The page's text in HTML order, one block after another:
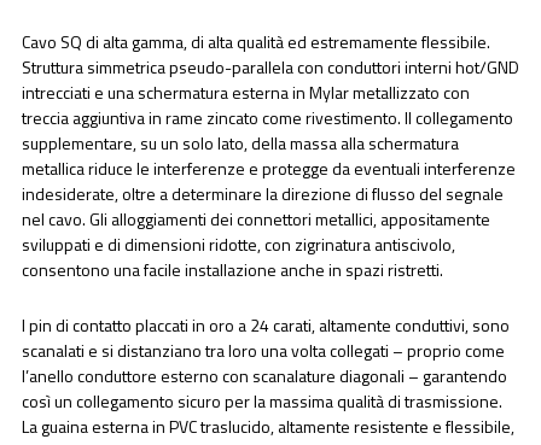
Cavo SQ di alta gamma, di alta qualità ed estremamente flessibile.
Struttura simmetrica pseudo-parallela con conduttori interni hot/GND
intrecciati e una schermatura esterna in Mylar metallizzato con
treccia aggiuntiva in rame zincato come rivestimento. Il collegamento
supplementare, su un solo lato, della massa alla schermatura
metallica riduce le interferenze e protegge da eventuali interferenze
indesiderate, oltre a determinare la direzione di flusso del segnale
nel cavo. Gli alloggiamenti dei connettori metallici, appositamente
sviluppati e di dimensioni ridotte, con zigrinatura antiscivolo,
consentono una facile installazione anche in spazi ristretti.
I pin di contatto placcati in oro a 24 carati, altamente conduttivi, sono
scanalati e si distanziano tra loro una volta collegati – proprio come
l’anello conduttore esterno con scanalature diagonali – garantendo
così un collegamento sicuro per la massima qualità di trasmissione.
La guaina esterna in PVC traslucido, altamente resistente e flessibile,